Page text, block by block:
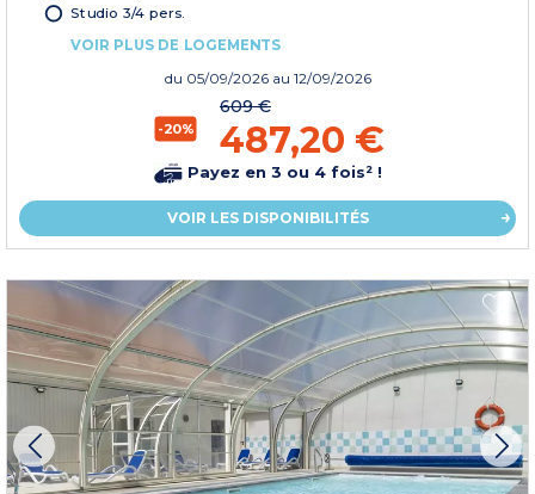
Studio 3/4 pers.
VOIR PLUS DE LOGEMENTS
du 05/09/2026 au 12/09/2026
-20%
609 €
487,20 €
Payez en 3 ou 4 fois² !
VOIR LES DISPONIBILITÉS